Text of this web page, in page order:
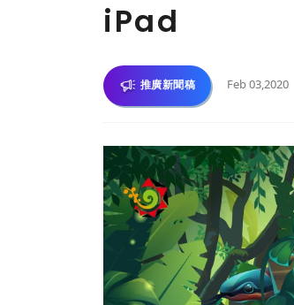
iPad
推廣新聞稿 Feb 03,2020